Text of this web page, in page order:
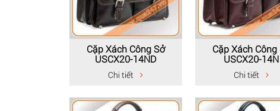
Cặp Xách Công Sở
USCX20-14ND
Chi tiết
Cặp Xách Công
USCX20-14N
Chi tiết